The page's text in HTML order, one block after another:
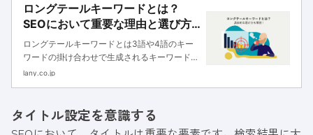
ロングテールキーワードとは？
SEOにおいて重要な理由と選び方
をツール別に解説
ロングテールキーワードとは3語や4語のキー
ワードの掛け合わせで生成されるキーワードの
ことです。本記事ではロングテールキーワード
lany.co.jp
タイトル設定を意識する